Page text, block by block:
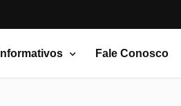
Informativos Fale Conosco